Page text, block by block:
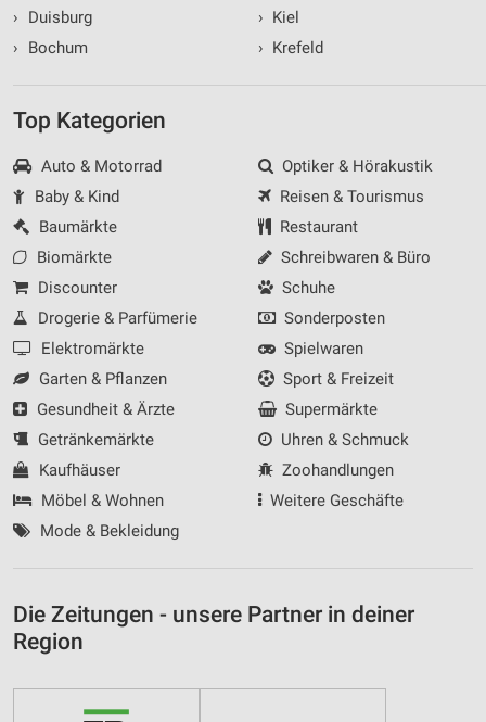
›
Duisburg
›
Bochum
› Kiel
› Krefeld
Top Kategorien
Auto & Motorrad
Baby & Kind
Baumärkte
Biomärkte
Discounter
Drogerie & Parfümerie
Elektromärkte
Garten & Pflanzen
Gesundheit & Ärzte
Getränkemärkte
Kaufhäuser
Möbel & Wohnen
Mode & Bekleidung
Optiker & Hörakustik
Reisen & Tourismus
Restaurant
Schreibwaren & Büro
Schuhe
Sonderposten
Spielwaren
Sport & Freizeit
Supermärkte
Uhren & Schmuck
Zoohandlungen
Weitere Geschäfte
Die Zeitungen - unsere Partner in deiner
Region